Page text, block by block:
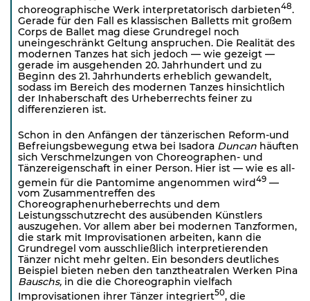
choreographische Werk interpretatorisch darbieten48.
Gerade für den Fall es klassischen Balletts mit großem
Corps de Ballet mag diese Grundregel noch
uneingeschränkt Geltung anspruchen. Die Realität des
modernen Tanzes hat sich jedoch — wie gezeigt —
gerade im ausgehenden 20. Jahrhundert und zu
Beginn des 21. Jahrhunderts erheblich gewandelt,
sodass im Bereich des modernen Tanzes hinsichtlich
der Inhaberschaft des Urheberrechts feiner zu
differenzieren ist.
Schon in den Anfängen der tänzerischen Reform-und
Befreiungsbewegung etwa bei Isadora Duncan häuften
sich Verschmelzungen von Choreographen- und
Tänzereigenschaft in einer Person. Hier ist — wie es all­
gemein für die Pantomime angenommen wird49 —
vom Zusammentreffen des
Choreographenurheberrechts und dem
Leistungsschutzrecht des ausübenden Künstlers
auszugehen. Vor allem aber bei modernen Tanzformen,
die stark mit Improvisationen arbeiten, kann die
Grundregel vom ausschließlich interpretierenden
Tänzer nicht mehr gelten. Ein besonders deutliches
Beispiel bieten neben den tanztheatralen Werken Pina
Bauschs, in die die Choreographin vielfach
Improvisationen ihrer Tänzer integriert50, die